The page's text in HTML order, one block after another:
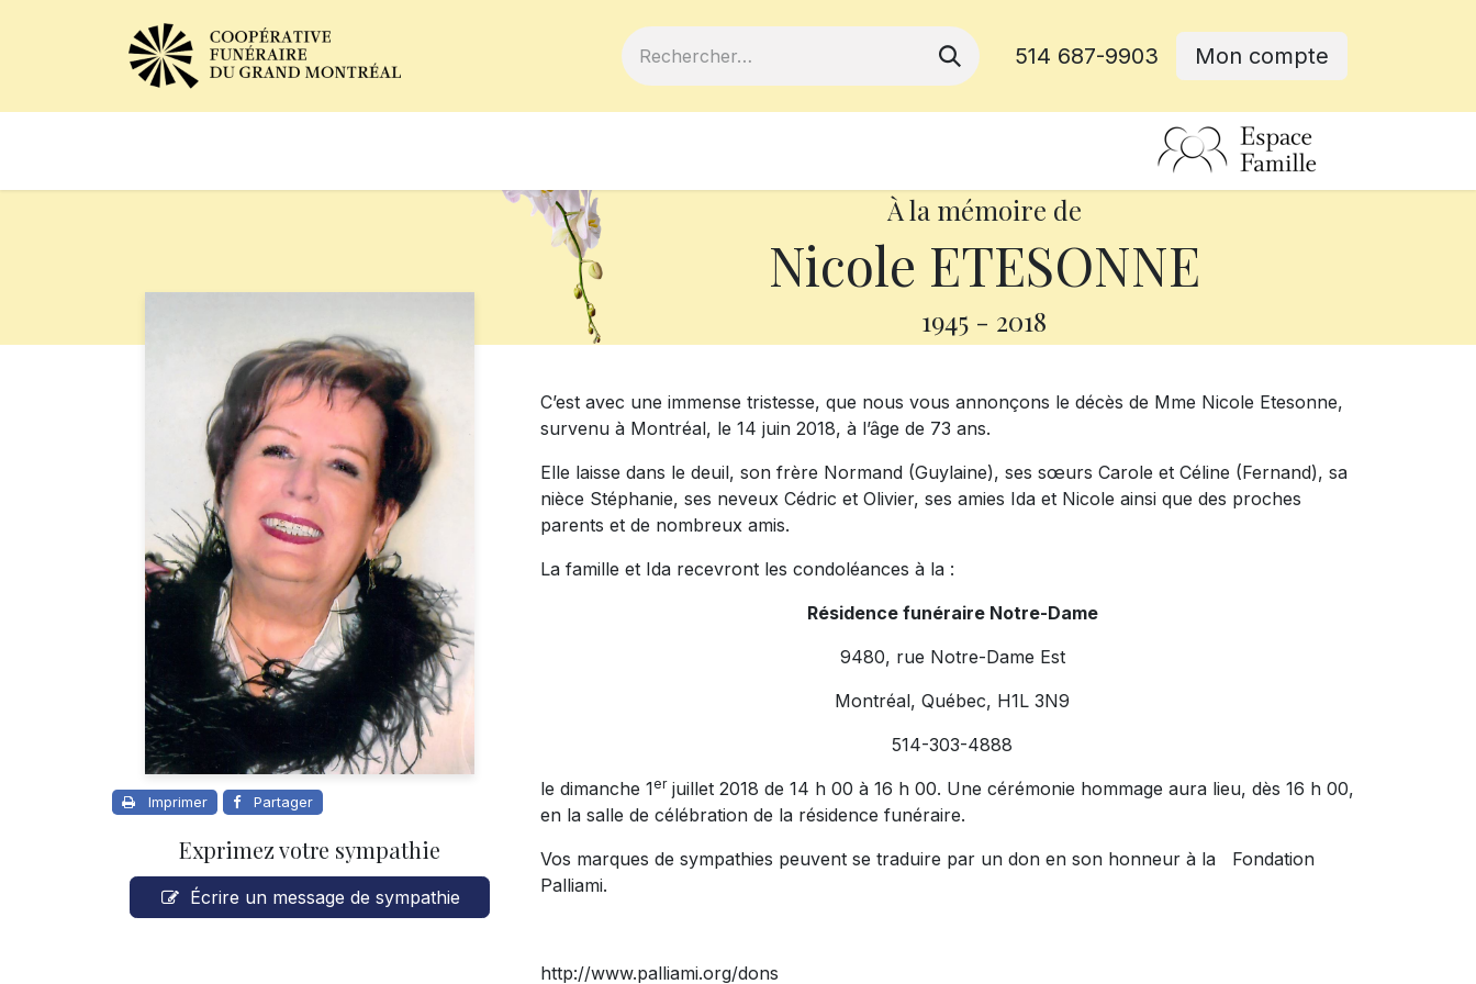
514 687-9903 Mon compte
À la mémoire de
Nicole ETESONNE
1945 - 2018
Imprimer Partager
Exprimez votre sympathie
Écrire un message de sympathie
C’est avec une immense tristesse, que nous vous annonçons le décès de Mme Nicole Etesonne,
survenu à Montréal, le 14 juin 2018, à l’âge de 73 ans.
Elle laisse dans le deuil, son frère Normand (Guylaine), ses sœurs Carole et Céline (Fernand), sa
nièce Stéphanie, ses neveux Cédric et Olivier, ses amies Ida et Nicole ainsi que des proches
parents et de nombreux amis.
La famille et Ida recevront les condoléances à la :
Résidence funéraire Notre-Dame
9480, rue Notre-Dame Est
Montréal, Québec, H1L 3N9
514-303-4888
le dimanche 1erjuillet 2018 de 14 h 00 à 16 h 00. Une cérémonie hommage aura lieu, dès 16 h 00,
en la salle de célébration de la résidence funéraire.
Vos marques de sympathies peuvent se traduire par un don en son honneur à la Fondation
Palliami.
http://www.palliami.org/dons